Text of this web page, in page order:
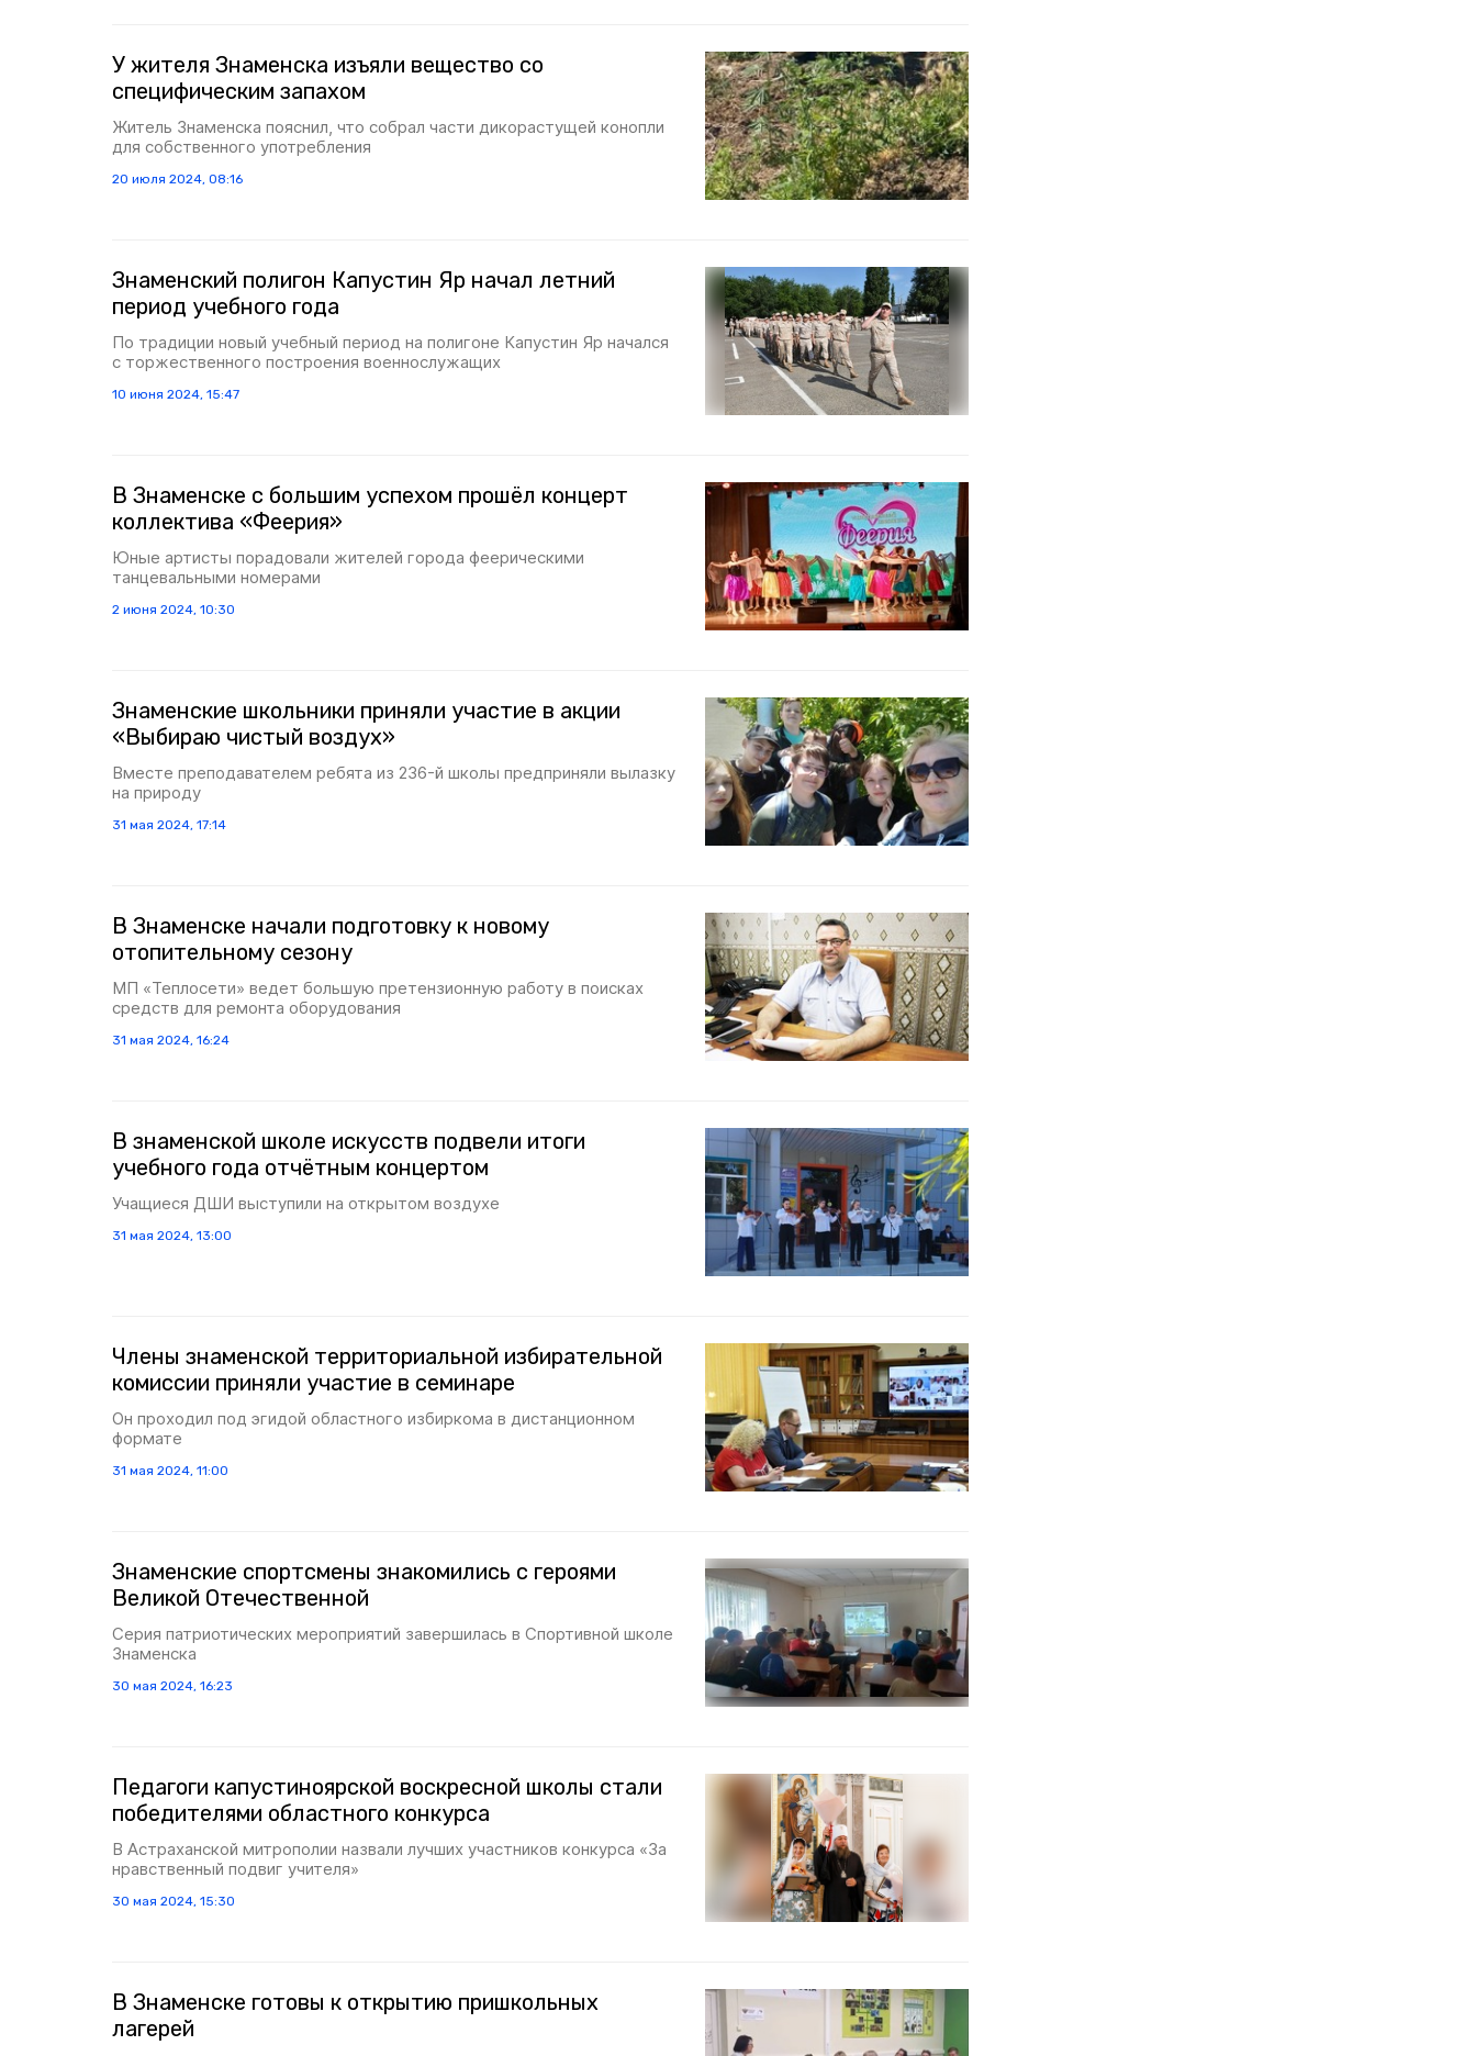
У жителя Знаменска изъяли вещество со
специфическим запахом
Житель Знаменска пояснил, что собрал части дикорастущей конопли
для собственного употребления
20 июля 2024, 08:16
Знаменский полигон Капустин Яр начал летний
период учебного года
По традиции новый учебный период на полигоне Капустин Яр начался
с торжественного построения военнослужащих
10 июня 2024, 15:47
В Знаменске с большим успехом прошёл концерт
коллектива «Феерия»
Юные артисты порадовали жителей города феерическими
танцевальными номерами
2 июня 2024, 10:30
Знаменские школьники приняли участие в акции
«Выбираю чистый воздух»
Вместе преподавателем ребята из 236-й школы предприняли вылазку
на природу
31 мая 2024, 17:14
В Знаменске начали подготовку к новому
отопительному сезону
МП «Теплосети» ведет большую претензионную работу в поисках
средств для ремонта оборудования
31 мая 2024, 16:24
В знаменской школе искусств подвели итоги
учебного года отчётным концертом
Учащиеся ДШИ выступили на открытом воздухе
31 мая 2024, 13:00
Члены знаменской территориальной избирательной
комиссии приняли участие в семинаре
Он проходил под эгидой областного избиркома в дистанционном
формате
31 мая 2024, 11:00
Знаменские спортсмены знакомились с героями
Великой Отечественной
Серия патриотических мероприятий завершилась в Спортивной школе
Знаменска
30 мая 2024, 16:23
Педагоги капустиноярской воскресной школы стали
победителями областного конкурса
В Астраханской митрополии назвали лучших участников конкурса «За
нравственный подвиг учителя»
30 мая 2024, 15:30
В Знаменске готовы к открытию пришкольных
лагерей